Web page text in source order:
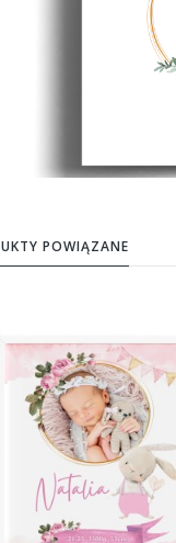
POWIĄZANE